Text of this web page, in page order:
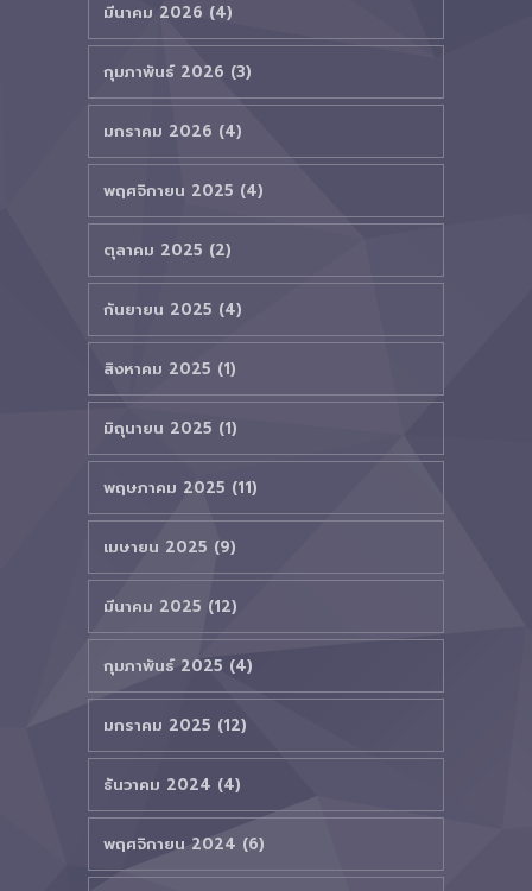
มีนาคม 2026 (4)
กุมภาพันธ์ 2026 (3)
มกราคม 2026 (4)
พฤศจิกายน 2025 (4)
ตุลาคม 2025 (2)
กันยายน 2025 (4)
สิงหาคม 2025 (1)
มิถุนายน 2025 (1)
พฤษภาคม 2025 (11)
เมษายน 2025 (9)
มีนาคม 2025 (12)
กุมภาพันธ์ 2025 (4)
มกราคม 2025 (12)
ธันวาคม 2024 (4)
พฤศจิกายน 2024 (6)